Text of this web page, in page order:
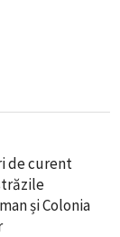
de curent
și Colonia